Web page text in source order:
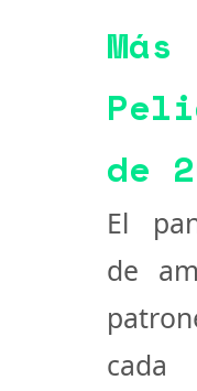
Más
de
El
de